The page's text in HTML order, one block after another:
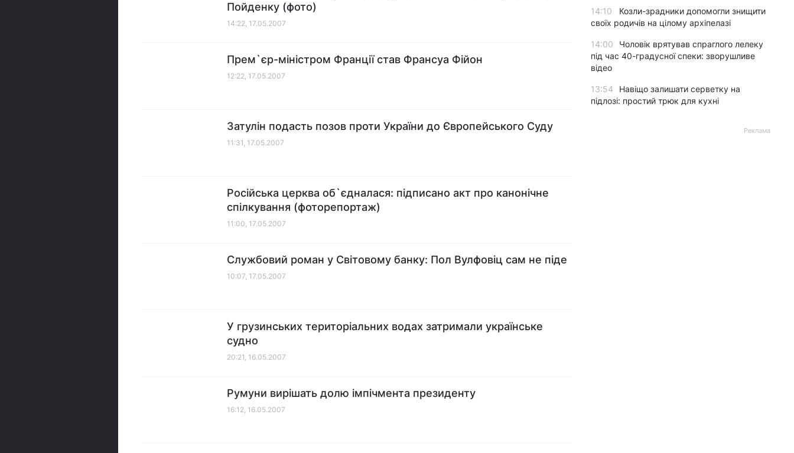
Пойденку (фото)
14:22, 17.05.2007
Прем`єр-міністром Франції став Франсуа Фійон
12:22, 17.05.2007
Затулін подасть позов проти України до Європейського Суду
11:31, 17.05.2007
Російська церква об`єдналася: підписано акт про канонічне
спілкування (фоторепортаж)
11:00, 17.05.2007
Службовий роман у Світовому банку: Пол Вулфовіц сам не піде
10:07, 17.05.2007
У грузинських територіальних водах затримали українське
судно
20:21, 16.05.2007
Румуни вирішать долю імпічмента президенту
16:12, 16.05.2007
14:10
Козли-зрадники допомогли знищити
своїх родичів на цілому архіпелазі
14:00
Чоловік врятував спраглого лелеку
під час 40-градусної спеки: зворушливе
відео
13:54
Навіщо залишати серветку на
підлозі: простий трюк для кухні
Реклама